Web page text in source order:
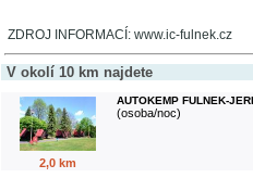
ZDROJ INFORMACÍ: www.ic-fulnek.cz
V okolí 10 km najdete
2,0 km
AUTOKEMP FULNEK-
(osoba/noc)